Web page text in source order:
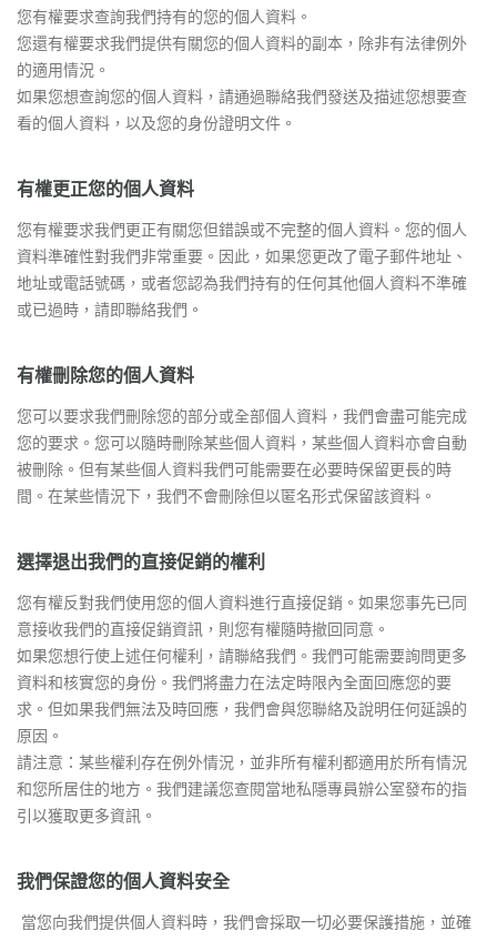
您有權要求查詢我們持有的您的個人資料。
您還有權要求我們提供有關您的個人資料的副本，除非有法律例外
的適用情況。
如果您想查詢您的個人資料，請通過聯絡我們發送及描述您想要查
看的個人資料，以及您的身份證明文件。
有權更正您的個人資料
您有權要求我們更正有關您但錯誤或不完整的個人資料。您的個人
資料準確性對我們非常重要。因此，如果您更改了電子郵件地址、
地址或電話號碼，或者您認為我們持有的任何其他個人資料不準確
或已過時，請即聯絡我們。
有權刪除您的個人資料
您可以要求我們刪除您的部分或全部個人資料，我們會盡可能完成
您的要求。您可以隨時刪除某些個人資料，某些個人資料亦會自動
被刪除。但有某些個人資料我們可能需要在必要時保留更長的時
間。在某些情況下，我們不會刪除但以匿名形式保留該資料。
選擇退出我們的直接促銷的權利
您有權反對我們使用您的個人資料進行直接促銷。如果您事先已同
意接收我們的直接促銷資訊，則您有權隨時撤回同意。
如果您想行使上述任何權利，請聯絡我們。我們可能需要詢問更多
資料和核實您的身份。我們將盡力在法定時限內全面回應您的要
求。但如果我們無法及時回應，我們會與您聯絡及說明任何延誤的
原因。
請注意：某些權利存在例外情況，並非所有權利都適用於所有情況
和您所居住的地方。我們建議您查閱當地私隱專員辦公室發布的指
引以獲取更多資訊。
我們保證您的個人資料安全
當您向我們提供個人資料時，我們會採取一切必要保護措施，並確